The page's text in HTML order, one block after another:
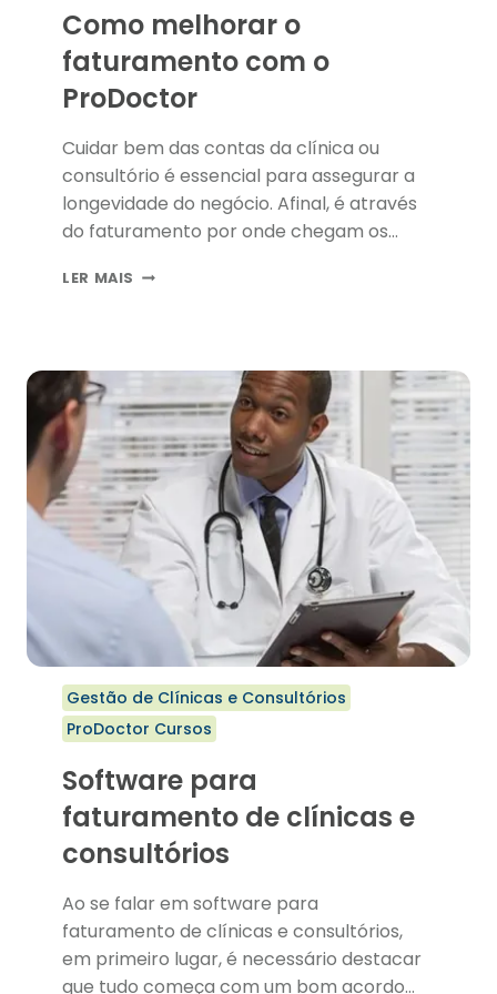
Como melhorar o
faturamento com o
ProDoctor
Cuidar bem das contas da clínica ou
consultório é essencial para assegurar a
longevidade do negócio. Afinal, é através
do faturamento por onde chegam os
cuidar dos pacientes. Por isso, ele merece
colocando em risco o fechamento do seu
local de trabalho. Nesse post, você vai
entender melhor como funciona o
ProDoctor e de que forma ele pode
melhorar o faturamento da sua clínica ou
consultório.
LER MAIS COMO
PRODOCTOR
Gestão de Clínicas e Consultórios
ProDoctor Cursos
Software para
faturamento de clínicas e
consultórios
Ao se falar em software para
faturamento de clínicas e consultórios,
em primeiro lugar, é necessário destacar
que tudo começa com um bom acordo